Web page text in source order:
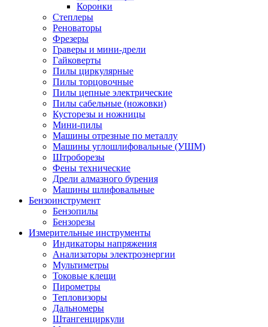
Коронки
Степлеры
Реноваторы
Фрезеры
Граверы и мини-дрели
Гайковерты
Пилы циркулярные
Пилы торцовочные
Пилы цепные электрические
Пилы сабельные (ножовки)
Кусторезы и ножницы
Мини-пилы
Машины отрезные по металлу
Машины углошлифовальные (УШМ)
Штроборезы
Фены технические
Дрели алмазного бурения
Машины шлифовальные
Бензоинструмент
Бензопилы
Бензорезы
Измерительные инструменты
Индикаторы напряжения
Анализаторы электроэнергии
Мультиметры
Токовые клещи
Пирометры
Тепловизоры
Дальномеры
Штангенциркули